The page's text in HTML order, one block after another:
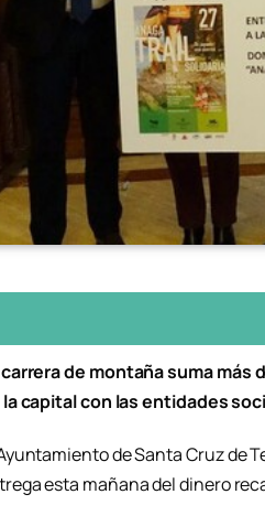
carrera de montaña suma
capital con las entidades
de Santa Cruz de
esta mañana del dinero